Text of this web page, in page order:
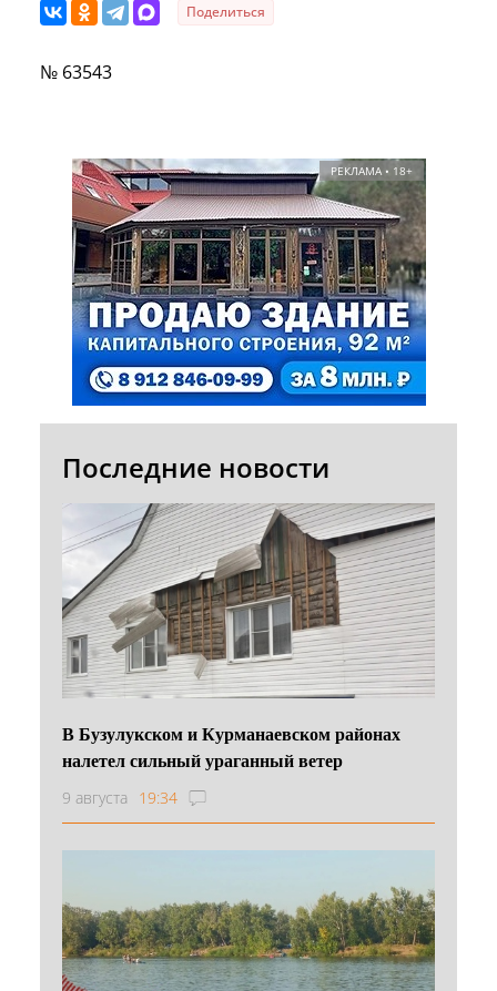
Поделиться
№ 63543
РЕКЛАМА • 18+
Последние новости
В Бузулукском и Курманаевском районах
налетел сильный ураганный ветер
9 августа 19:34